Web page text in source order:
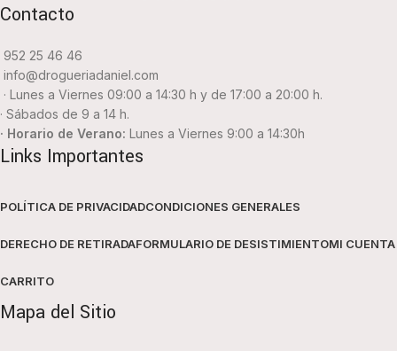
Contacto
952 25 46 46
info@drogueriadaniel.com
· Lunes a Viernes 09:00 a 14:30 h y de 17:00 a 20:00 h.
· Sábados de 9 a 14 h.
· Horario de Verano: Lunes a Viernes 9:00 a 14:30h
Links Importantes
POLÍTICA DE PRIVACIDADCONDICIONES GENERALES
DERECHO DE RETIRADAFORMULARIO DE DESISTIMIENTOMI CUENTA
CARRITO
Mapa del Sitio